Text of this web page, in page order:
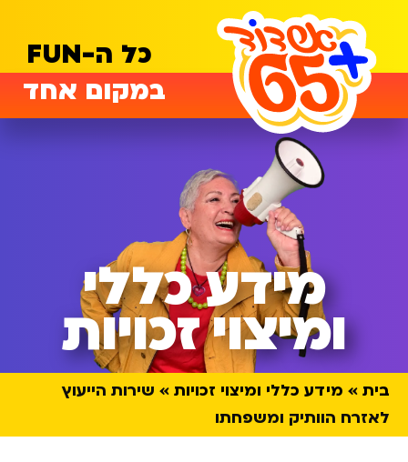
כל ה-FUN
במקום אחד
מידע כללי
ומיצוי זכויות
בית מידע כללי ומיצוי זכויות
שירות הייעוץ
לאזרח הוותיק ומשפחתו